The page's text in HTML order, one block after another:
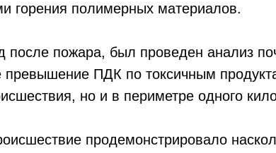
горения полимерных материалов.
после пожара, был проведен анализ
превышение ПДК по токсичным
но и в периметре одного
продемонстрировало